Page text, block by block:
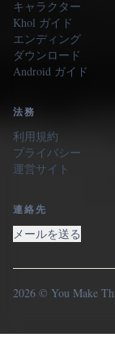
キャラクター
Khol ガイド
エンディング
ダウンロード
Android ガイド
法務
利用規約
プライバシー
運営サイト
連絡先
メールを送る
2026 © You Make